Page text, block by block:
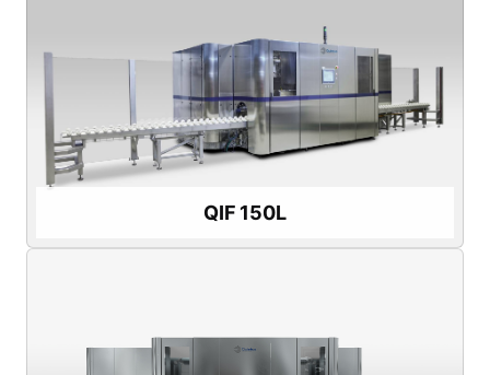
QIF 150L
소규모 생산을 위한 소형 HPP 프레스
시간당 처리량:최대 950kg / 2,100파운드
용기직경:30.6cm / 12인치
용기 용량: 150리터 / 40 US gl